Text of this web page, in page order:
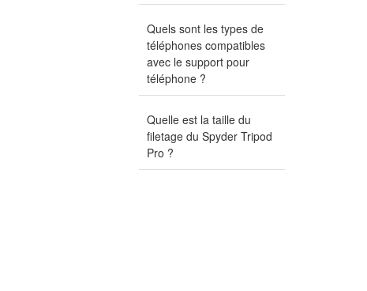
Quels sont les types de
téléphones compatibles
avec le support pour
téléphone ?
Quelle est la taille du
filetage du Spyder Tripod
Pro ?